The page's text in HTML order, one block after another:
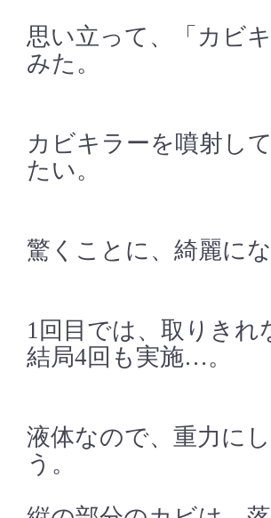
思い立って、「カビ
みた。
カビキラーを噴射し
たい。
驚くことに、綺麗にな
1回目では、取りきれ
結局4回も実施…。
液体なので、重力に
う。